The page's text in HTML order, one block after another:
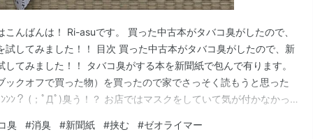
こんばんは！ Ri-asuです。 買った中古本がタバコ臭がしたので、
試してみました！！ 目次 買った中古本がタバコ臭がしたので、新
してみました！！ タバコ臭がする本を新聞紙で包んで有ります。
ックオフで買った物）を買ったので家でさっそく読もうと思った
ﾝﾝ？ (；ﾟДﾟ)臭う！？ お店ではマスクをしていて気が付かなかっ
う本でした・・・(;^ω^)どうしよう？ そこでネットで調べたら、
臭 #消臭 #新聞紙 #挟む #ゼオライマー